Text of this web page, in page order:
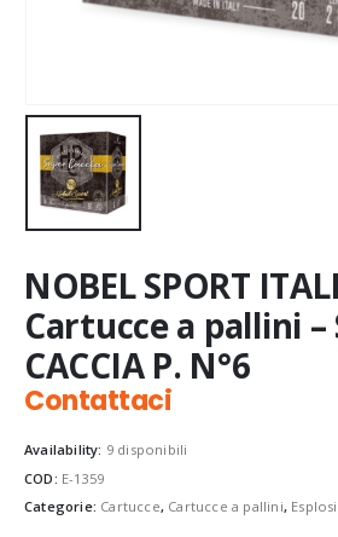
NOBEL SPORT
Cartucce a pallini –
CACCIA P. N°6
Contattaci
Availability: 9 disponibili
COD: E-1359
Categorie: Cartucce, Cartucce a pallini,